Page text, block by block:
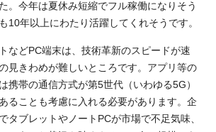
。今年は夏休み短縮でフル稼働になりそう
10年以上にわたり活躍してくれそうです。
などPC端末は、技術革新のスピードが速
見きわめが難しいところです。アプリ等の
携帯の通信方式が第5世代（いわゆる5G）
ることも考慮に入れる必要があります。企
タブレットやノートPCが市場で不足気味、